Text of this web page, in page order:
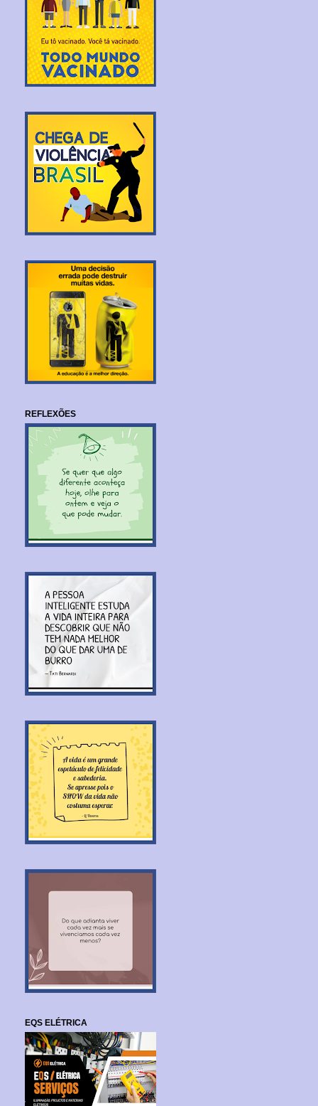
REFLEXÕES
EQS ELÉTRICA